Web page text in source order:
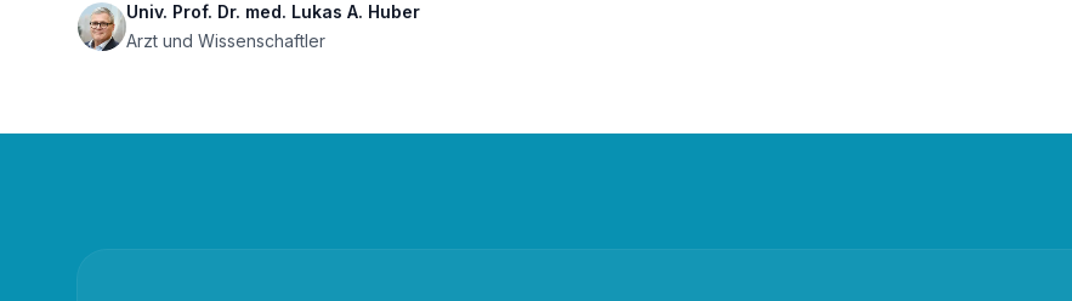
Univ. Prof. Dr. med. Lukas A. Huber
Arzt und Wissenschaftler